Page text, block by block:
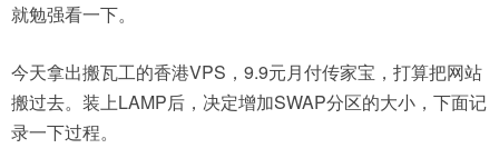
就勉强看一下。
今天拿出搬瓦工的香港VPS，9.9元月付传家宝，打算把网站
搬过去。装上LAMP后，决定增加SWAP分区的大小，下面记
录一下过程。